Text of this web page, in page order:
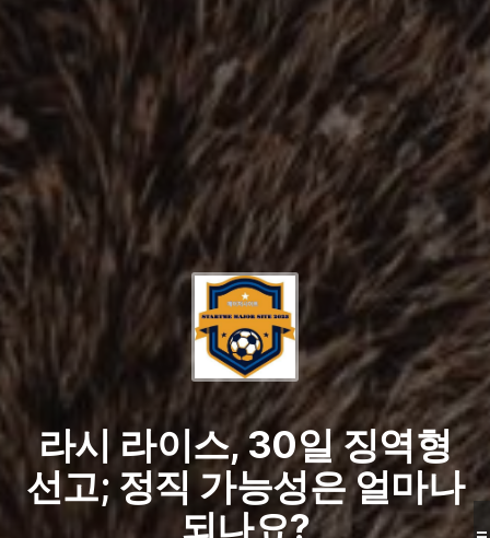
라시 라이스, 30일 징역형
선고; 정직 가능성은 얼마나
되나요?